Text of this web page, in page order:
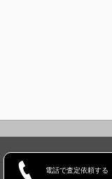
電話で査定依頼する